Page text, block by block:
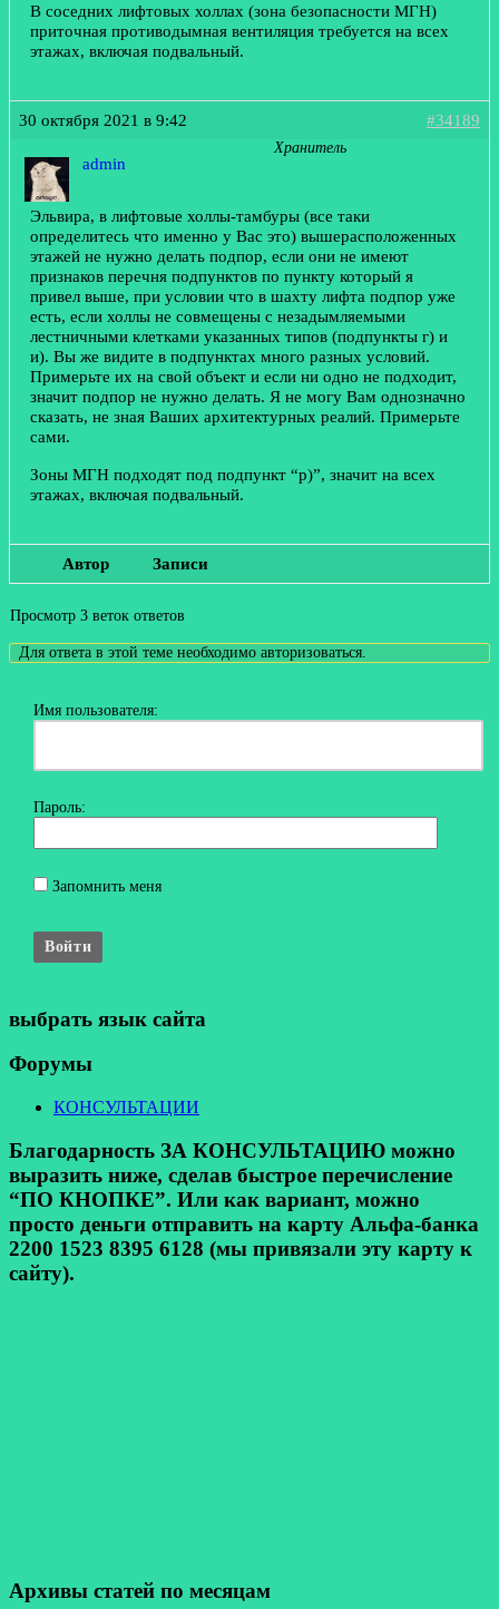
В соседних лифтовых холлах (зона безопасности МГН)
приточная противодымная вентиляция требуется на всех
этажах, включая подвальный.
30 октября 2021 в 9:42 #34189
admin
Хранитель
Эльвира, в лифтовые холлы-тамбуры (все таки
определитесь что именно у Вас это) вышерасположенных
этажей не нужно делать подпор, если они не имеют
признаков перечня подпунктов по пункту который я
привел выше, при условии что в шахту лифта подпор уже
есть, если холлы не совмещены с незадымляемыми
лестничными клетками указанных типов (подпункты г) и
и). Вы же видите в подпунктах много разных условий.
Примерьте их на свой объект и если ни одно не подходит,
значит подпор не нужно делать. Я не могу Вам однозначно
сказать, не зная Ваших архитектурных реалий. Примерьте
сами.
Зоны МГН подходят под подпункт “р)”, значит на всех
этажах, включая подвальный.
Автор Записи
Просмотр 3 веток ответов
Для ответа в этой теме необходимо авторизоваться.
Имя пользователя:
Пароль:
Запомнить меня
Войти
выбрать язык сайта
Форумы
КОНСУЛЬТАЦИИ
Благодарность ЗА КОНСУЛЬТАЦИЮ можно
выразить ниже, сделав быстрое перечисление
“ПО КНОПКЕ”. Или как вариант, можно
просто деньги отправить на карту Альфа-банка
2200 1523 8395 6128 (мы привязали эту карту к
сайту).
Архивы статей по месяцам